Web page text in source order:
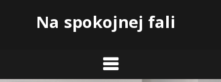
Na spokojnej fali